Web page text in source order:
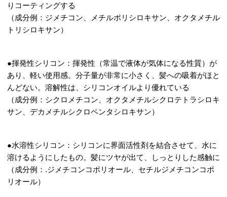
りコーティングする
（成分例：ジメチコン、メチルポリシロキサン、オクタメチル
トリシロキサン）
●揮発性シリコン：揮発性（常温で液体が気体になる性質）が
あり、軽い使用感。分子量が非常に小さく、髪への吸着がほと
んどない。溶解性は、シリコンオイルより優れている
（成分例：シクロメチコン、オクタメチルシクロテトラシロキ
サン、デカメチルシクロペンタシロキサン）
●水溶性シリコン：シリコンに界面活性剤を結合させて、水に
溶けるようにしたもの。髪にツヤが出て、しっとりした感触に
（成分例：.ジメチコンコポリオール、セチルジメチコンコポ
リオール）